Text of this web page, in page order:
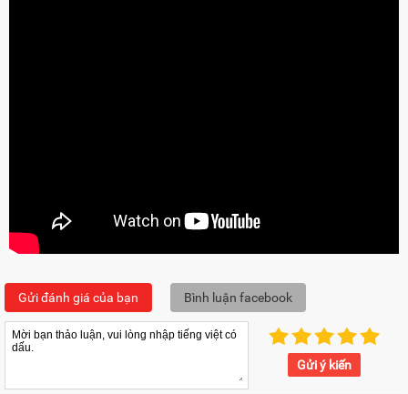
Gửi đánh giá của bạn Bình luận facebook
Gửi ý kiến